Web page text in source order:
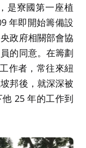
是寮國第一座植
年即開始籌備設
政府相關部會協
的同意。在籌劃
作者，常往來紐
邦後，就深深被
25 年的工作到